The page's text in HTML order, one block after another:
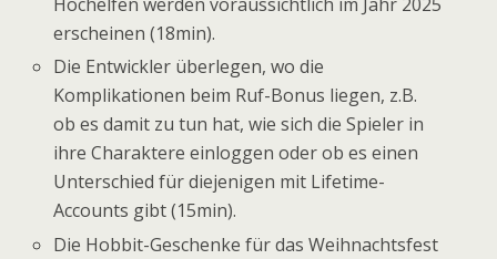
erscheinen (18min).
Die Entwickler überlegen, wo die
Komplikationen beim Ruf-Bonus liegen, z.B.
ob es damit zu tun hat, wie sich die Spieler in
ihre Charaktere einloggen oder ob es einen
Unterschied für diejenigen mit Lifetime-
Accounts gibt (15min).
Die Hobbit-Geschenke für das Weihnachtsfest